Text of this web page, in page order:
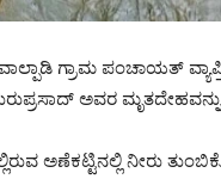
ಗ್ರಾಮ ಪಂಚಾಯತ್
ಅವರ
ಅಣೆಕಟ್ಟಿನಲ್ಲಿ ನೀರು